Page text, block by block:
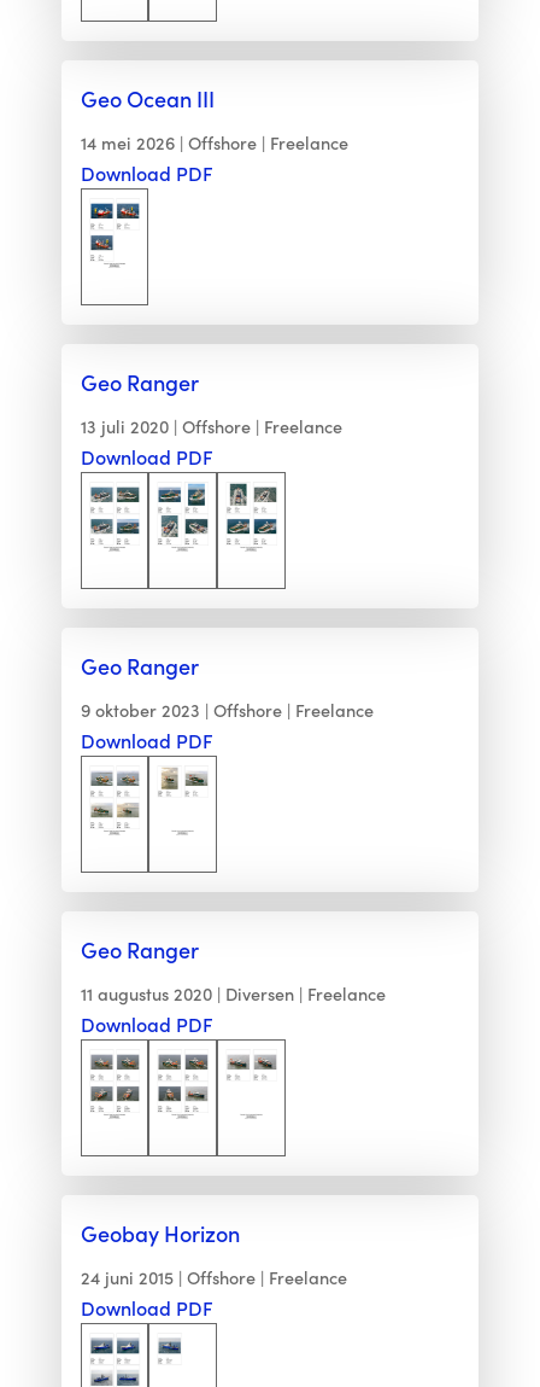
Geo Ocean III
14 mei 2026 Offshore Freelance
Download PDF
Geo Ranger
13 juli 2020 Offshore Freelance
Download PDF
Geo Ranger
9 oktober 2023 Offshore Freelance
Download PDF
Geo Ranger
11 augustus 2020 Diversen Freelance
Download PDF
Geobay Horizon
24 juni 2015 Offshore Freelance
Download PDF